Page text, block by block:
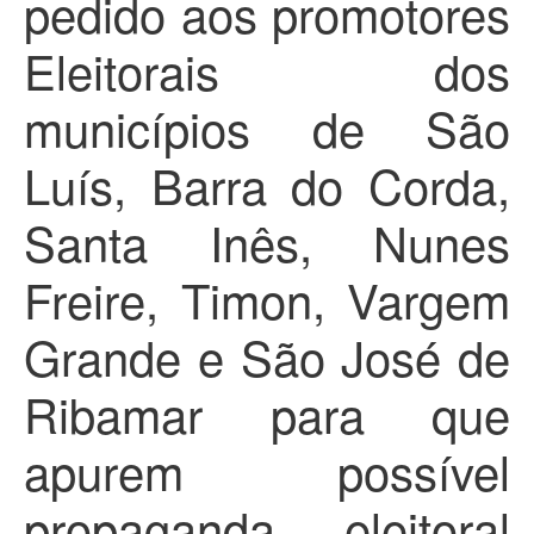
Eleitorais dos
municípios de São
Luís, Barra do Corda,
Santa Inês, Nunes
Freire, Timon, Vargem
Grande e São José de
Ribamar para que
apurem possível